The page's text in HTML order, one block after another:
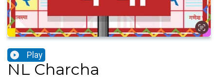
Play
NL Charcha